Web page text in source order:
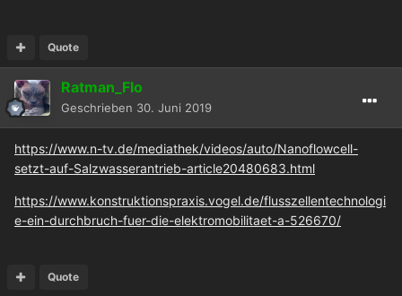
Quote
Ratman_Flo
Geschrieben 30. Juni 2019
https://www.n-tv.de/mediathek/videos/auto/Nanoflowcell-
setzt-auf-Salzwasserantrieb-article20480683.html
https://www.konstruktionspraxis.vogel.de/flusszellentechnologi
e-ein-durchbruch-fuer-die-elektromobilitaet-a-526670/
Quote